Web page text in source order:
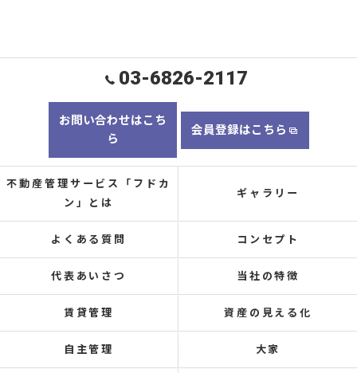
03-6826-2117
お問い合わせはこち
ら
会員登録はこちら
不動産管理サービス「フドカ
ン」とは
ギャラリー
よくある質問 コンセプト
代表あいさつ 当社の特徴
賃貸管理 資産の見える化
自主管理 大家